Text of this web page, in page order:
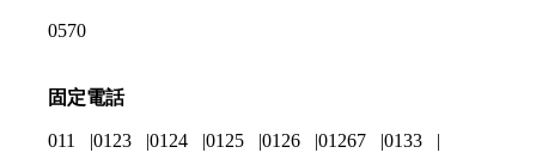
0570
固定電話
011 0123 0124 0125 0126 01267
0133